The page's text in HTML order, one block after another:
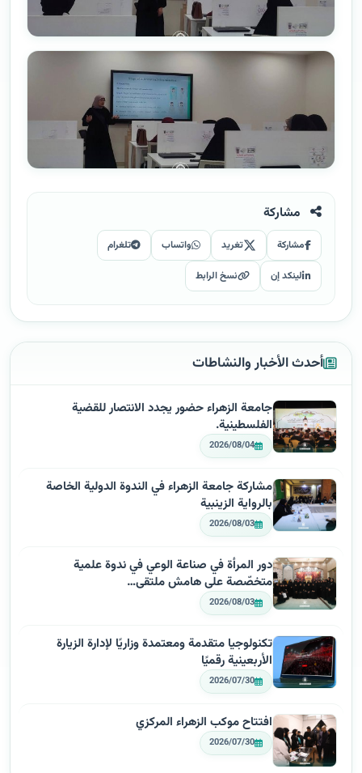
مشاركة
مشاركة تغريد واتساب تلغرام
لينكد إن نسخ الرابط
أحدث الأخبار والنشاطات
جامعة الزهراء حضور يجدد الانتصار للقضية
الفلسطينية.
2026/08/04
مشاركة جامعة الزهراء في الندوة الدولية الخاصة
بالرواية الزينبية
2026/08/03
دور المرأة في صناعة الوعي في ندوة علمية
متخصّصة على هامش ملتقى…
2026/08/03
تكنولوجيا متقدمة ومعتمدة وزاريًا لإدارة الزيارة
الأربعينية رقميًا
2026/07/30
افتتاح موكب الزهراء المركزي
2026/07/30